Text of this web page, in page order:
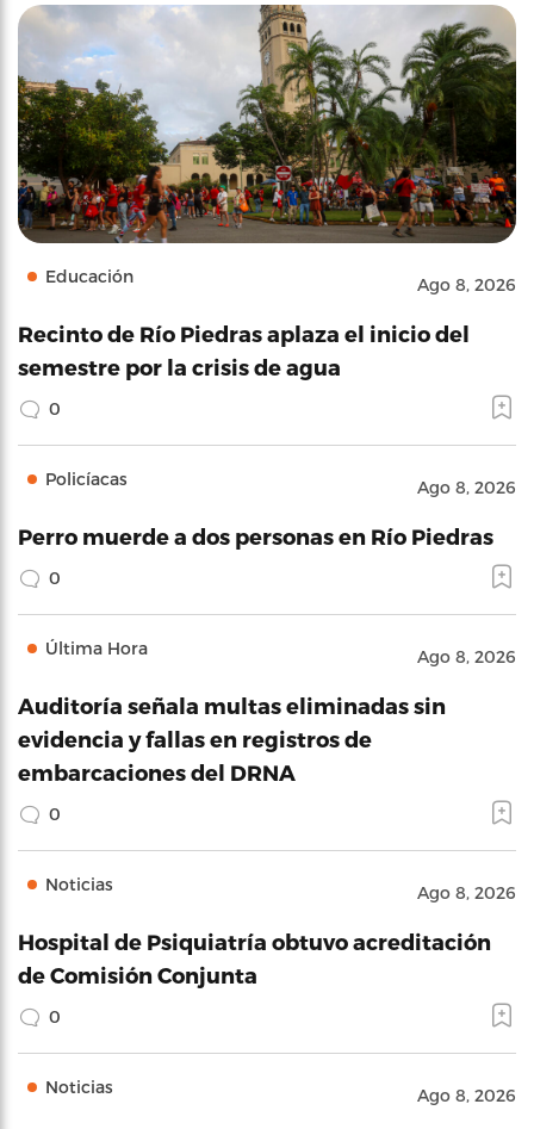
Educación Ago 8, 2026
Recinto de Río Piedras aplaza el inicio del
semestre por la crisis de agua
0
Policíacas Ago 8, 2026
Perro muerde a dos personas en Río Piedras
0
Última Hora Ago 8, 2026
Auditoría señala multas eliminadas sin
evidencia y fallas en registros de
embarcaciones del DRNA
0
Noticias Ago 8, 2026
Hospital de Psiquiatría obtuvo acreditación
de Comisión Conjunta
0
Noticias Ago 8, 2026